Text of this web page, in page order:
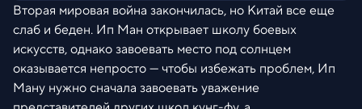
Вторая мировая война закончилась, но Китай все еще
слаб и беден. Ип Ман открывает школу боевых
искусств, однако завоевать место под солнцем
оказывается непросто — чтобы избежать проблем, Ип
Ману нужно сначала завоевать уважение